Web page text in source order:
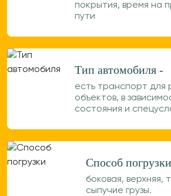
покрытия, время на
пути
Тип автомобиля -
есть транспорт для
объектов, в
состояния и
Способ
боковая, верхняя,
сыпучие грузы.